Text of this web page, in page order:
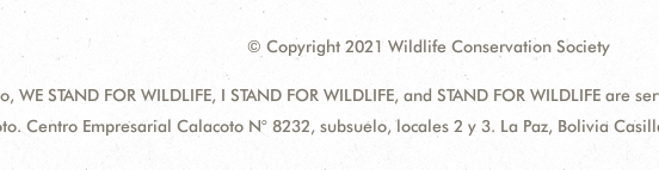
© Copyright 2021 Wildlife Conservation Society
WE STAND FOR WILDLIFE, I STAND FOR WILDLIFE, and STAND FOR WILDLIFE are
Centro Empresarial Calacoto N° 8232, subsuelo, locales 2 y 3. La Paz, Bolivia